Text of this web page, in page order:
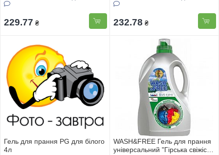
милом 5000г
229.77 ₴ 232.78 ₴
Гель для прання PG для білого
4л
WASH&FREE Гель для прання
універсальний "Гірська свіжість"